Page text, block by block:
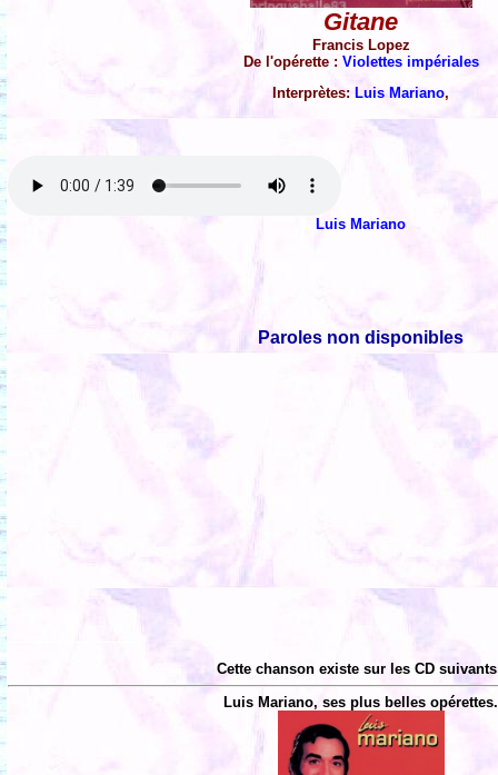
Gitane
Francis Lopez
De l'opérette : Violettes impériales
Interprètes: Luis Mariano,
Luis Mariano
Paroles non disponibles
Cette chanson existe sur les CD
Luis Mariano, ses plus belles opérettes.